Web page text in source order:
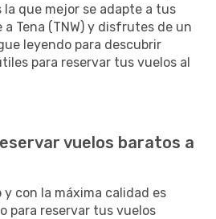
que mejor se adapte a tus
Tena (TNW) y disfrutes de un
leyendo para descubrir
para reservar tus vuelos al
vuelos baratos a
con la máxima calidad es
para reservar tus vuelos